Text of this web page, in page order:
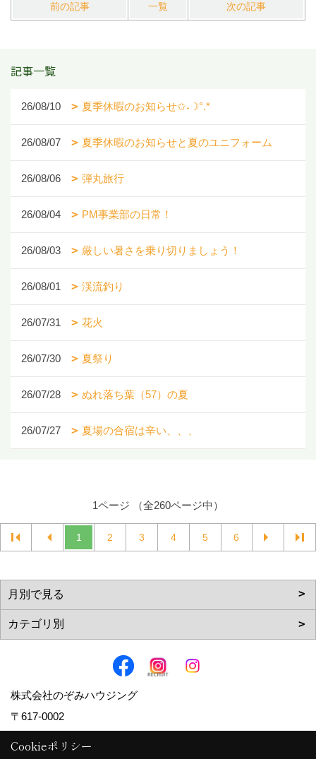
前の記事 一覧 次の記事
記事一覧
26/08/10 夏季休暇のお知らせ✩˖☽°.*
26/08/07 夏季休暇のお知らせと夏のユニフォーム
26/08/06 弾丸旅行
26/08/04 PM事業部の日常！
26/08/03 厳しい暑さを乗り切りましょう！
26/08/01 渓流釣り
26/07/31 花火
26/07/30 夏祭り
26/07/28 ぬれ落ち葉（57）の夏
26/07/27 夏場の合宿は辛い、、、
1ページ （全260ページ中）
1 2 3 4 5 6
株式会社のぞみハウジング
〒617-0002
Cookieポリシー